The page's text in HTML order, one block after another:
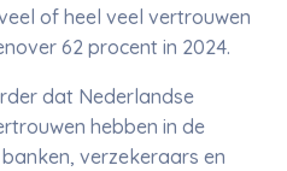
of heel veel vertrouwen
62 procent in 2024.
dat Nederlandse
hebben in de
verzekeraars en